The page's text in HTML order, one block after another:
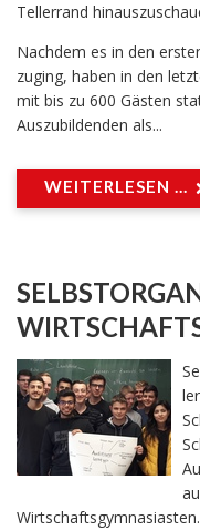
Tellerrand
Nachdem es in den
zuging, haben in den
mit bis zu 600 Gästen
Auszubildenden als...
WEITERLESEN ...